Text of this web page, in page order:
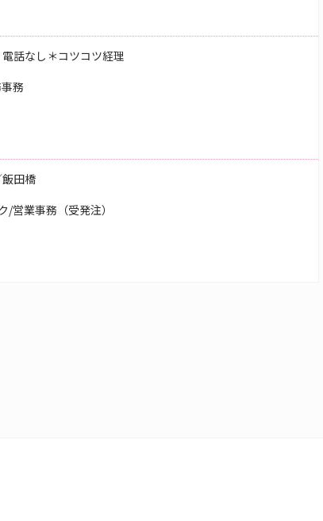
話なし＊コツコツ経理
務
田橋
営業事務（受発注）